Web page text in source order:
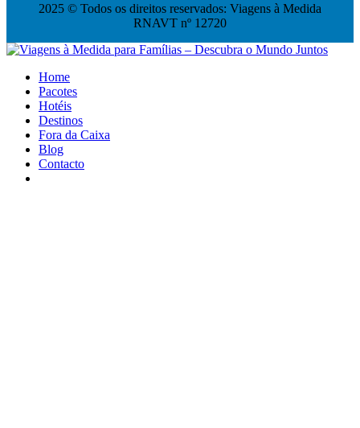
2025 © Todos os direitos reservados: Viagens à Medida
RNAVT nº 12720
Home
Pacotes
Hotéis
Destinos
Fora da Caixa
Blog
Contacto